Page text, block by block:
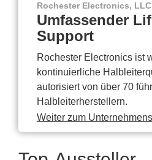
Rochester Electronics, LLC
Umfassender
Support
Rochester Electronics ist
kontinuierliche
autorisiert von über 70
Halbleiterherstellern.
Weiter zum